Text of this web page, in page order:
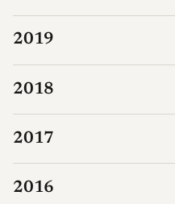
2019
2018
2017
2016